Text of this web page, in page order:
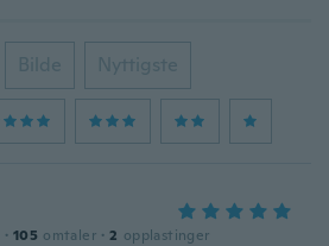
Bilde Nyttigste
· 105 omtaler · 2 opplastinger